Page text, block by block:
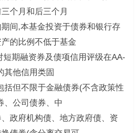
个月和后三个月
间,本基金投资于债券和银行存
的比例不低于基金
短期融资券及债项信用评级在AA-
其他信用类固
括但不限于金融债券(不含政策性
、公司债券、中
政府机构债、地方政府债、资